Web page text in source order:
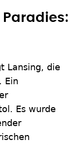
Lansing, die
Ein
Es wurde